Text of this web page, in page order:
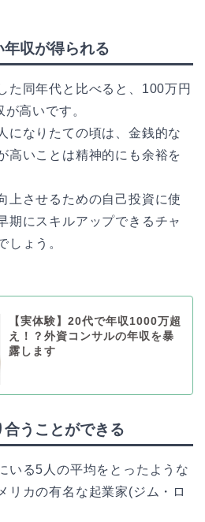
年収が得られる
た同年代と比べると、100万円
高いです。
になりたての頃は、金銭的な
高いことは精神的にも余裕を
上させるための自己投資に使
期にスキルアップできるチャ
しょう。
【実体験】20代で年収1000万超
え！？外資コンサルの年収を暴
露します
うことができる
いる5人の平均をとったような
リカの有名な起業家(ジム・ロ